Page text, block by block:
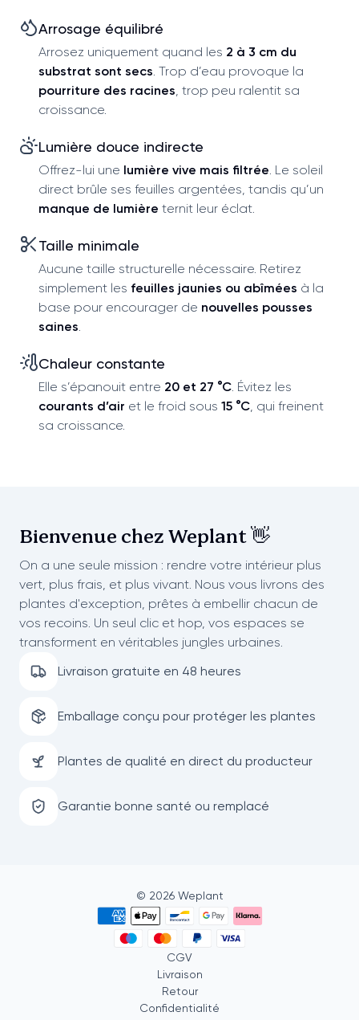
Arrosage équilibré
Arrosez uniquement quand les 2 à 3 cm du
substrat sont secs . Trop d’eau provoque la
pourriture des racines , trop peu ralentit sa
croissance.
Lumière douce indirecte
Offrez-lui une lumière vive mais filtrée . Le soleil
direct brûle ses feuilles argentées, tandis qu’un
manque de lumière ternit leur éclat.
Taille minimale
Aucune taille structurelle nécessaire. Retirez
simplement les feuilles jaunies ou abîmées à la
base pour encourager de nouvelles pousses
saines
Chaleur constante
Elle s’épanouit entre 20 et 27 °C . Évitez les
courants d’air et le froid sous 15 °C , qui freinent
sa croissance.
Bienvenue chez Weplant 👋
On a une seule mission : rendre votre intérieur plus
vert, plus frais, et plus vivant. Nous vous livrons des
plantes d'exception, prêtes à embellir chacun de
vos recoins. Un seul clic et hop, vos espaces se
transforment en véritables jungles urbaines.
Livraison gratuite en 48 heures
Emballage conçu pour protéger les plantes
Plantes de qualité en direct du producteur
Garantie bonne santé ou remplacé
© 2026Weplant
CGV
Livraison
Retour
Confidentialité